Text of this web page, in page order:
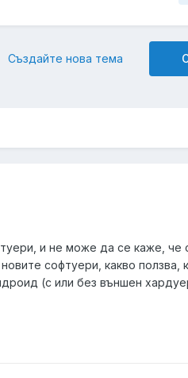
Създайте нова тема
и не може да се каже, че
софтуери, какво ползва,
(с или без външен